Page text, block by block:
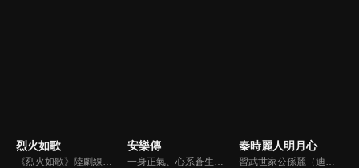
烈火如歌
《烈火如歌》陸劇線上看。講述烈火山莊的繼承人烈如歌（迪麗熱巴），與在她生命中的三個男人：風華絕代的銀雪（周渝民）、幽藍孤傲的戰楓（張彬彬）、寧靜溫柔的玉自寒，因十九年前江湖上的塵封往事而一同捲入恩怨漩渦，展開一段愛恨燃情，驚心動魄，糾結虐心的奇戀故事。
安樂傳
一身正氣、心系蒼生的帝梓元（迪麗熱巴），因家族突遭變故流落民間。她取名任安樂，決定盡自己所能來安置因戰爭受難的黎民百姓，同時她也在京中調查家族被滅的真相。同時她也被太子韓燁（龔俊）賞識，成為其幕僚，而韓燁也幫助任安樂查明瞭當年之事。
秦時麗人明月心
習武世家公孫麗（迪麗熱巴）自小跟隨爺爺習武，偶遇少年嬴政（張彬彬）遭人欺負將其救下，嬴政感念在心。戰國紛亂，公孫麗與二師兄相戀並懷孕，戰亂逃難中二師兄中毒受傷。為換解藥，公孫麗嫁給嬴政成為麗姬，嬴政謊稱孩子是自己的，麗姬深受感動，並愛上了他。但此時大師兄潛入宮中，一場風波將來到。